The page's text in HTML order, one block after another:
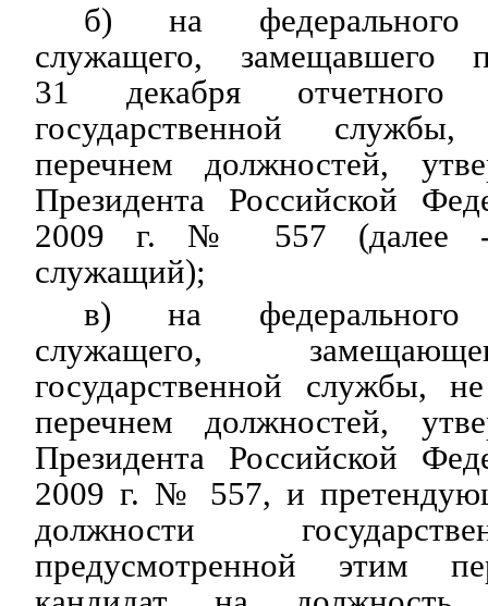
б) на федерального
служащего, замещавшего
31 декабря отчетного
государственной службы,
перечнем должностей,
Президента Российской
2009 г. № 557 (далее -
служащий);
в) на федерального
служащего,
государственной службы,
перечнем должностей,
Президента Российской
2009 г. № 557, и
должности
предусмотренной этим